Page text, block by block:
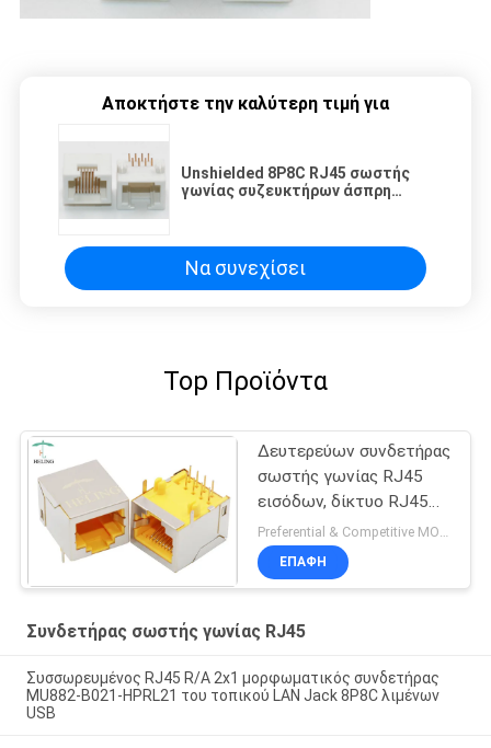
Αποκτήστε την καλύτερη τιμή για
Unshielded 8P8C RJ45 σωστής
γωνίας συζευκτήρων άσπρη
Να συνεχίσει
Top Προϊόντα
Δευτερεύων συνδετήρας
σωστής γωνίας RJ45
εισόδων, δίκτυο RJ45
προσαρμοστής 90
βαθμού
ΕΠΑΦΉ
Συνδετήρας σωστής γωνίας RJ45
Συσσωρευμένος RJ45 R/A 2x1 μορφωματικός συνδετήρας
MU882-B021-HPRL21 του τοπικού LAN Jack 8P8C λιμένων
USB